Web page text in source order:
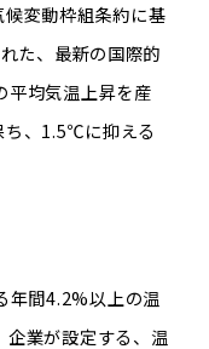
変動枠組条約に基
た、最新の国際的
平均気温上昇を産
、 1.5℃に抑える
年間4.2%以上の温
企業が設定する、温